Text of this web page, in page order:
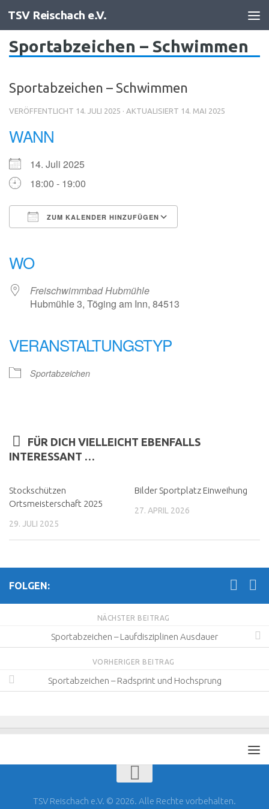
Zum Inhalt springen
TSV Reischach e.V.
Sportabzeichen – Schwimmen
Sportabzeichen – Schwimmen
VERÖFFENTLICHT 14. JULI 2025 · AKTUALISIERT 14. MAI 2025
WANN
14. Juli 2025
18:00 - 19:00
ZUM KALENDER HINZUFÜGEN
WO
Freischwimmbad Hubmühle
Hubmühle 3, Töging am Inn, 84513
VERANSTALTUNGSTYP
Sportabzeichen
FÜR DICH VIELLEICHT EBENFALLS
INTERESSANT …
Stockschützen
Ortsmeisterschaft 2025
29. JULI 2025
Bilder Sportplatz Einweihung
27. APRIL 2026
FOLGEN:
NÄCHSTER BEITRAG
Sportabzeichen – Laufdisziplinen Ausdauer
VORHERIGER BEITRAG
Sportabzeichen – Radsprint und Hochsprung
TSV Reischach e.V. © 2026. Alle Rechte vorbehalten.